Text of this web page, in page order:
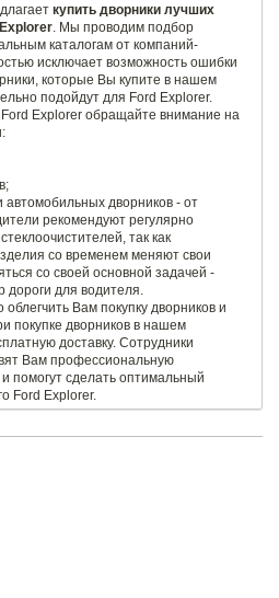
купить дворники лучших
. Мы проводим подбор
каталогам от компаний-
исключает возможность ошибки
которые Вы купите в нашем
подойдут для Ford Explorer.
Explorer обращайте внимание на
автомобильных дворников - от
рекомендуют регулярно
так как
со временем меняют свои
со своей основной задачей -
дороги для водителя.
Вам покупку дворников и
покупке дворников в нашем
доставку. Сотрудники
Вам профессиональную
помогут сделать оптимальный
Ford Explorer.